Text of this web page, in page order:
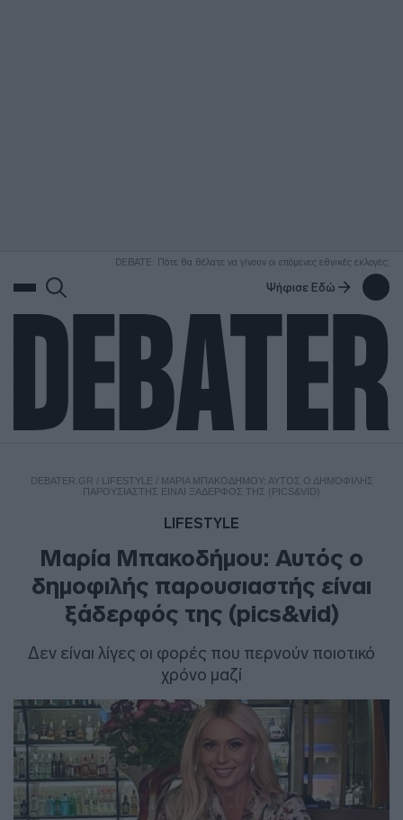
DEBATE: Πότε θα θέλατε να γίνουν οι επόμενες εθνικές εκλογές;
Ψήφισε Εδώ
DEBATER.GR / LIFESTYLE / ΜΑΡΊΑ ΜΠΑΚΟΔΉΜΟΥ: ΑΥΤΌΣ Ο ΔΗΜΟΦΙΛΉΣ
ΠΑΡΟΥΣΙΑΣΤΉΣ ΕΊΝΑΙ ΞΆΔΕΡΦΌΣ ΤΗΣ (PICS&VID)
LIFESTYLE
Μαρία Μπακοδήμου: Αυτός ο
δημοφιλής παρουσιαστής είναι
ξάδερφός της (pics&vid)
Δεν είναι λίγες οι φορές που περνούν ποιοτικό
χρόνο μαζί